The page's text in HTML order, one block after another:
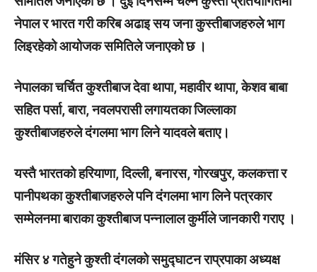
नेपाल र भारत गरी करिब अढाइ सय जना कुस्तीबाजहरुले भाग
लिइरहेको आयोजक समितिले जनाएको छ ।
नेपालका चर्चित कुश्तीबाज देवा थापा, महावीर थापा, केशव बाबा
सहित पर्सा, बारा, नवलपरासी लगायतका जिल्लाका
कुश्तीबाजहरुले दंगलमा भाग लिने यादवले बताए।
यस्तै भारतको हरियाणा, दिल्ली, बनारस, गोरखपुर, कलकत्ता र
पानीपथका कुश्तीबाजहरुले पनि दंगलमा भाग लिने पत्रकार
सम्मेलनमा बाराका कुश्तीबाज पन्नालाल कुर्मीले जानकारी गराए ।
मंसिर ४ गतेहुने कुश्ती दंगलको समुद्घाटन राप्रपाका अध्यक्ष